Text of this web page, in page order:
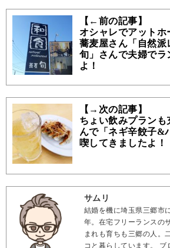
【←前の記事】
オシャレでアットホ
蕎麦屋さん「自然派
旬」さんで夫婦でラ
よ！
【→次の記事】
ちょい飲みプランも
んで「ネギ辛餃子&
喫してきましたよ！
サムリ
結婚を機に埼玉県三郷市
年。在宅フリーランスの
まれも育ちも三郷の人。
コと暮らしています。